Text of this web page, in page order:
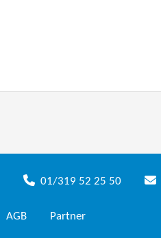
01/319 52 25 50
AGB Partner